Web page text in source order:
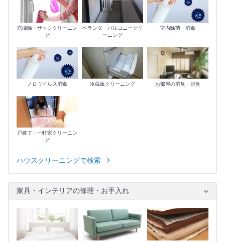
窓掃除・サッシクリーニン
グ
ベランダ・バルコニークリ
ーニング
室内除菌・消毒
ノロウイルス消毒 冷蔵庫クリーニング お部屋の消臭・脱臭
戸建て・一軒家クリーニン
グ
ハウスクリーニングで検索
家具・インテリアの修理・お手入れ